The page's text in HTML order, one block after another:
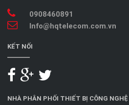
0908460891
Info@hqtelecom.com.vn
KẾT NỐI
NHÀ PHÂN PHỐI THIẾT BỊ CÔNG